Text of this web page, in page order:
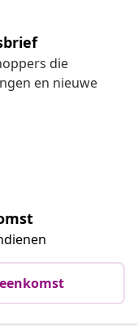
die
en nieuwe